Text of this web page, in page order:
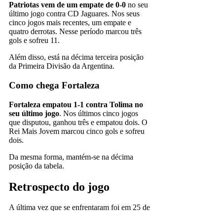
Patriotas vem de um empate de 0-0 no seu
último jogo contra CD Jaguares. Nos seus
cinco jogos mais recentes, um empate e
quatro derrotas. Nesse período marcou três
gols e sofreu 11.
Além disso, está na décima terceira posição
da Primeira Divisão da Argentina.
Como chega Fortaleza
Fortaleza empatou 1-1 contra Tolima no
seu último jogo. Nos últimos cinco jogos
que disputou, ganhou três e empatou dois. O
Rei Mais Jovem marcou cinco gols e sofreu
dois.
Da mesma forma, mantém-se na décima
posição da tabela.
Retrospecto do jogo
A última vez que se enfrentaram foi em 25 de